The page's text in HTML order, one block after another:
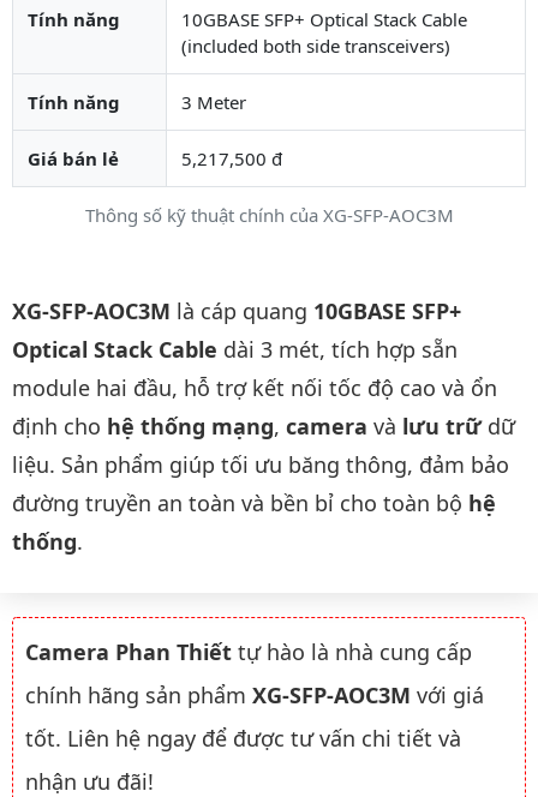
Thông số kỹ thuật chính của XG-SFP-AOC3M
Tính năng
10GBASE SFP+ Optical Stack Cable
(included both side transceivers)
Tính năng 3 Meter
Giá bán lẻ 5,217,500 đ
Mô tả chi tiết sản phẩm
XG-SFP-AOC3M là cáp quang 10GBASE SFP+
Optical Stack Cable dài 3 mét, tích hợp sẵn
module hai đầu, hỗ trợ kết nối tốc độ cao và ổn
định cho hệ thống mạng, camera và lưu trữdữ
liệu. Sản phẩm giúp tối ưu băng thông, đảm bảo
đường truyền an toàn và bền bỉ cho toàn bộ hệ
thống.
Camera Phan Thiết tự hào là nhà cung cấp
chính hãng sản phẩm XG-SFP-AOC3M với giá
tốt. Liên hệ ngay để được tư vấn chi tiết và
nhận ưu đãi!